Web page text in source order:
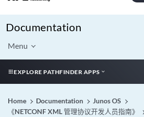
Documentation
Menu
EXPLORE PATHFINDER APPS
Home Documentation
Junos OS
《NETCONF XML 管理协议开发人员指南》